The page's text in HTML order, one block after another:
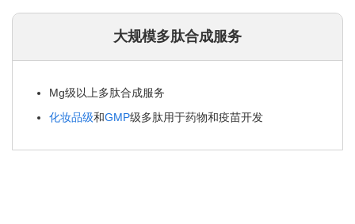
大规模多肽合成服务
Mg级以上多肽合成服务
化妆品级和GMP级多肽用于药物和疫苗开发